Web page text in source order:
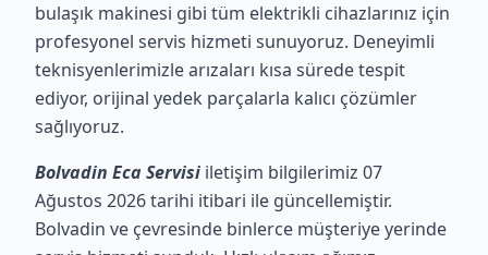
bulaşık makinesi gibi tüm elektrikli cihazlarınız için
profesyonel servis hizmeti sunuyoruz. Deneyimli
teknisyenlerimizle arızaları kısa sürede tespit
ediyor, orijinal yedek parçalarla kalıcı çözümler
sağlıyoruz.
Bolvadin Eca Servisi iletişim bilgilerimiz 07
Ağustos 2026 tarihi itibari ile güncellemiştir.
Bolvadin ve çevresinde binlerce müşteriye yerinde